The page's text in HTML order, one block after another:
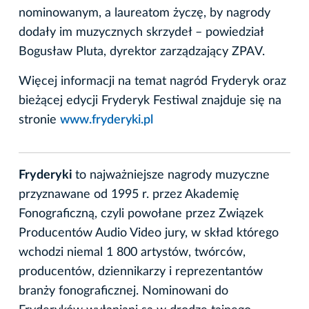
nominowanym, a laureatom życzę, by nagrody
dodały im muzycznych skrzydeł – powiedział
Bogusław Pluta, dyrektor zarządzający ZPAV.
Więcej informacji na temat nagród Fryderyk oraz
bieżącej edycji Fryderyk Festiwal znajduje się na
stronie www.fryderyki.pl
Fryderyki to najważniejsze nagrody muzyczne
przyznawane od 1995 r. przez Akademię
Fonograficzną, czyli powołane przez Związek
Producentów Audio Video jury, w skład którego
wchodzi niemal 1 800 artystów, twórców,
producentów, dziennikarzy i reprezentantów
branży fonograficznej. Nominowani do